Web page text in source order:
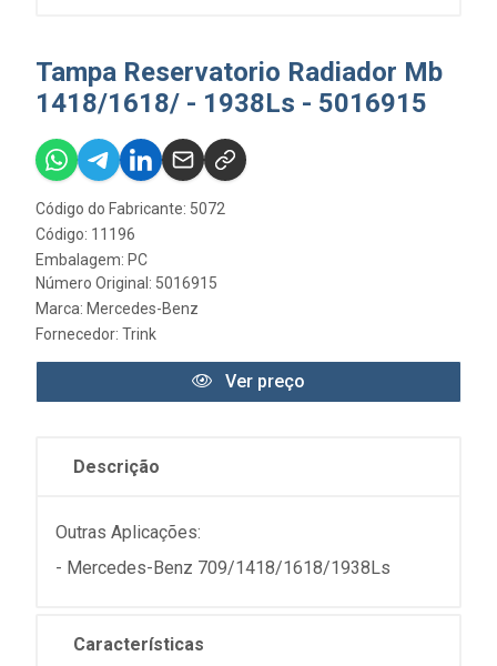
Tampa Reservatorio Radiador Mb
1418/1618/ - 1938Ls - 5016915
Código do Fabricante: 5072
Código: 11196
Embalagem: PC
Número Original: 5016915
Marca: Mercedes-Benz
Fornecedor: Trink
Ver preço
Descrição
Outras Aplicações:
- Mercedes-Benz 709/1418/1618/1938Ls
Características